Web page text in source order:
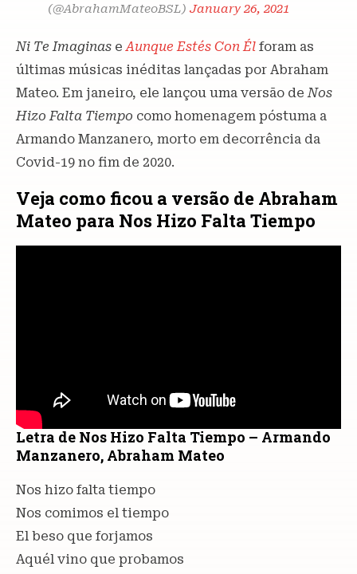
(@AbrahamMateoBSL) January 26, 2021
Ni Te Imaginas e Aunque Estés Con Él foram as
últimas músicas inéditas lançadas por Abraham
Mateo. Em janeiro, ele lançou uma versão de Nos
Hizo Falta Tiempo como homenagem póstuma a
Armando Manzanero, morto em decorrência da
Covid-19 no fim de 2020.
Veja como ficou a versão de Abraham
Mateo para Nos Hizo Falta Tiempo
Letra de Nos Hizo Falta Tiempo – Armando
Manzanero, Abraham Mateo
Nos hizo falta tiempo
Nos comimos el tiempo
El beso que forjamos
Aquél vino que probamos